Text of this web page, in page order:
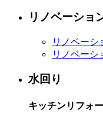
リノベーショ
リノベーシ
リノベーシ
水回り
キッチンリフォ